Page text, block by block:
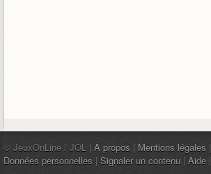
© JeuxOnLine / JOL | À propos | Mentions légales |
Données personnelles | Signaler un contenu | Aide |